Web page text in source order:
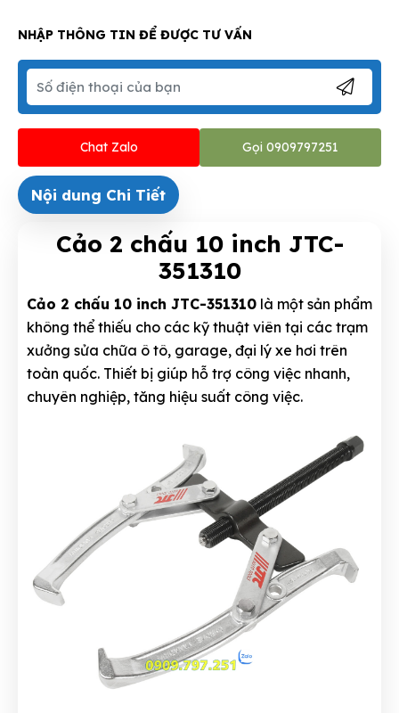
NHẬP THÔNG TIN ĐỂ ĐƯỢC TƯ VẤN
Chat Zalo Gọi 0909797251
Nội dung Chi Tiết
Cảo 2 chấu 10 inch JTC-
351310
Cảo 2 chấu 10 inch JTC-351310 là một sản phẩm
không thể thiếu cho các kỹ thuật viên tại các trạm
xưởng sửa chữa ô tô, garage, đại lý xe hơi trên
toàn quốc. Thiết bị giúp hỗ trợ công việc nhanh,
chuyên nghiệp, tăng hiệu suất công việc.